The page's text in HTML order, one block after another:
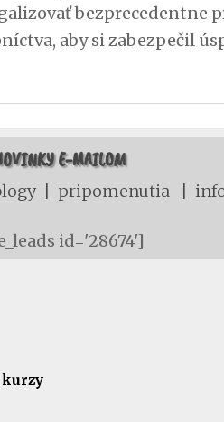
bezprecedentne
aby si zabezpečil
E-MAILOM
| pripomenutia |
id='28674']